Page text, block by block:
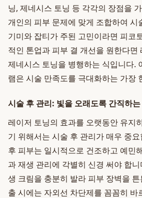
닝, 제네시스 토닝 등 각각의 장점을
개인의 피부 문제에 맞게 조합하여 시
기미와 잡티가 주된 고민이라면 피코
적인 톤업과 피부 결 개선을 원한다면
제네시스 토닝을 병행하는 식입니다.
램은 시술 만족도를 극대화하는 가장
시술 후 관리: 빛을 오래도록 간직하는
레이저 토닝의 효과를 오랫동안 유지
기 위해서는 시술 후 관리가 매우 중
후 피부는 일시적으로 건조하고 예민
과 재생 관리에 각별히 신경 써야 합
생 크림을 충분히 발라 피부 장벽을
출 시에는 자외선 차단제를 꼼꼼히 바